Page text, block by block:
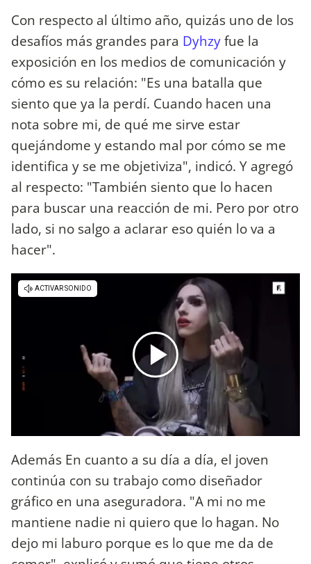
Con respecto al último año, quizás uno de los
desafíos más grandes para Dyhzyfue la
exposición en los medios de comunicación y
cómo es su relación: "Es una batalla que
siento que ya la perdí. Cuando hacen una
nota sobre mi, de qué me sirve estar
quejándome y estando mal por cómo se me
identifica y se me objetiviza", indicó. Y agregó
al respecto: "También siento que lo hacen
para buscar una reacción de mi. Pero por otro
lado, si no salgo a aclarar eso quién lo va a
hacer".
Además En cuanto a su día a día, el joven
continúa con su trabajo como diseñador
gráfico en una aseguradora. "A mi no me
mantiene nadie ni quiero que lo hagan. No
dejo mi laburo porque es lo que me da de